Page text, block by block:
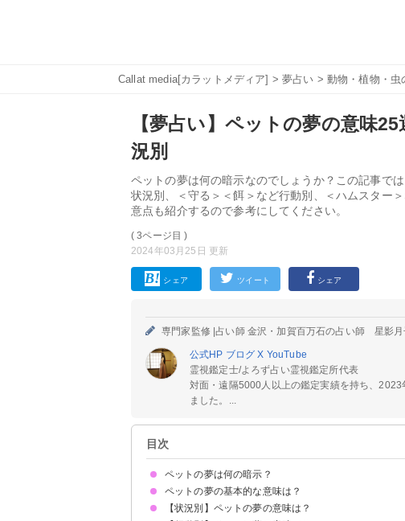
Callat media[カラットメディア] >夢占い > 動物・植物・虫
【夢占い】ペットの夢の意味
況別
ペットの夢は何の暗示なのでしょうか？この記事で
状況別、＜守る＞＜餌＞など行動別、＜ハムスター
意点も紹介するので参考にしてください。
( 3ページ目 )
2024年03月25日 更新
シェア ツイート シェア
専門家監修 |占い師 金沢・加賀百万石の占い師 星影月
公式HP ブログX YouTube
霊視鑑定士/よろず占い霊視鑑定所代表
対面・遠隔5000人以上の鑑定実績を持ち、
ました。...
目次
ペットの夢は何の暗示？
ペットの夢の基本的な意味は？
①あなたが愛情を注いでいる対象の暗示
②愛され願望の暗示
③従順さの暗示
状況によって意味が決まる
【状況別】ペットの夢の意味は？